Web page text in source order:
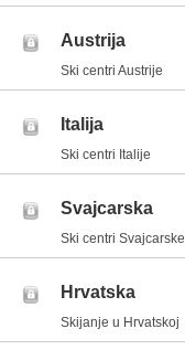
Austrija
Ski centri Austrije
Italija
Ski centri Italije
Svajcarska
Ski centri Svajcarske
Hrvatska
Skijanje u Hrvatskoj